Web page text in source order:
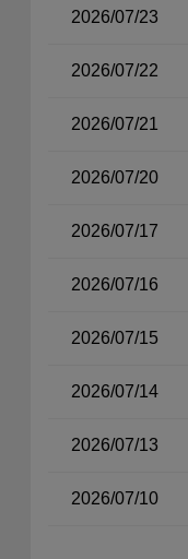
2026/07/23
2026/07/22
2026/07/21
2026/07/20
2026/07/17
2026/07/16
2026/07/15
2026/07/14
2026/07/13
2026/07/10